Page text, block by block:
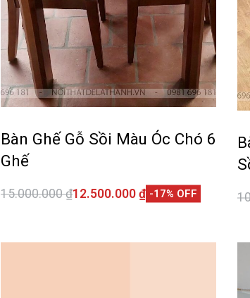
Bàn Ghế Gỗ Sồi Màu Óc Chó 6
Ghế
15.000.000₫12.500.000 ₫ -17% OFF